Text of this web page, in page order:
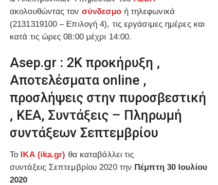
ακολουθώντας τον σύνδεσμο ή τηλεφωνικά
(2131319100 – Επιλογή 4), τις εργάσιμες ημέρες και
κατά τις ώρες 08:00 μέχρι 14:00.
Asep.gr : 2Κ προκήρυξη ,
Αποτελέσματα online ,
προσλήψεις στην πυροσβεστική
, ΚΕΑ, Συντάξεις – Πληρωμή
συντάξεων Σεπτεμβρίου
Το ΙΚΑ (ika.gr) θα καταβάλλει τις
συντάξεις Σεπτεμβρίου 2020 την Πέμπτη 30 Ιουλίου
2020